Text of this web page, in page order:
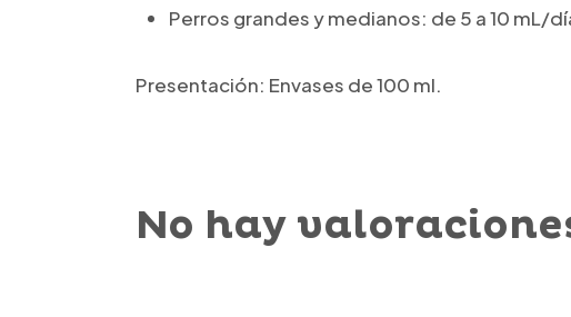
Perros grandes y medianos: de 5 a 10 mL/
Presentación: Envases de 100 ml.
No hay